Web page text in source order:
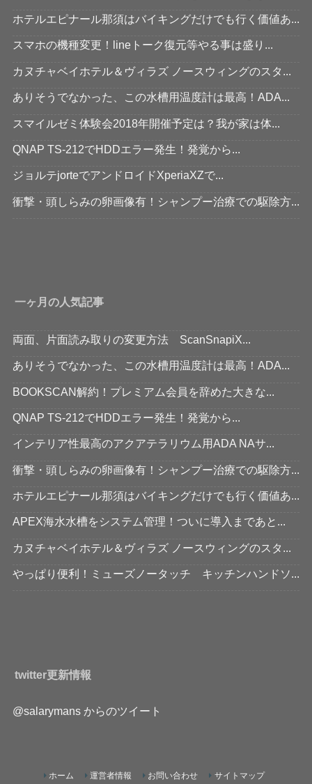
ホテルエピナール那須はバイキングだけでも行く価値あ...
スマホの機種変更！lineトーク復元等やる事は盛り...
カヌチャベイホテル＆ヴィラズ ノースウィングのスタ...
ありそうでなかった、この水槽用温度計は最高！ADA...
スマイルゼミ体験会2018年開催予定は？我が家は体...
QNAP TS-212でHDDエラー発生！発覚から...
ジョルテjorteでアンドロイドXperiaXZで...
衝撃・頭しらみの卵画像有！シャンプー治療での駆除方...
一ヶ月の人気記事
両面、片面読み取りの変更方法 ScanSnapiX...
ありそうでなかった、この水槽用温度計は最高！ADA...
BOOKSCAN解約！プレミアム会員を辞めた大きな...
QNAP TS-212でHDDエラー発生！発覚から...
インテリア性最高のアクアテラリウム用ADA NAサ...
衝撃・頭しらみの卵画像有！シャンプー治療での駆除方...
ホテルエピナール那須はバイキングだけでも行く価値あ...
APEX海水水槽をシステム管理！ついに導入まであと...
カヌチャベイホテル＆ヴィラズ ノースウィングのスタ...
やっぱり便利！ミューズノータッチ キッチンハンドソ...
twitter更新情報
@salarymans からのツイート
ホーム 運営者情報 お問い合わせ サイトマップ